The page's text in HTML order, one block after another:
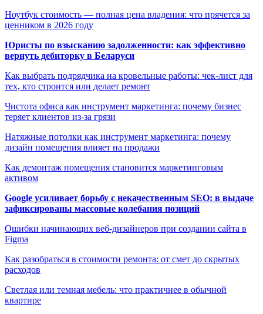
Ноутбук стоимость — полная цена владения: что прячется за
ценником в 2026 году
Юристы по взысканию задолженности: как эффективно
вернуть дебиторку в Беларуси
Как выбрать подрядчика на кровельные работы: чек-лист для
тех, кто строится или делает ремонт
Чистота офиса как инструмент маркетинга: почему бизнес
теряет клиентов из-за грязи
Натяжные потолки как инструмент маркетинга: почему
дизайн помещения влияет на продажи
Как демонтаж помещения становится маркетинговым
активом
Google усиливает борьбу с некачественным SEO: в выдаче
зафиксированы массовые колебания позиций
Ошибки начинающих веб-дизайнеров при создании сайта в
Figma
Как разобраться в стоимости ремонта: от смет до скрытых
расходов
Светлая или темная мебель: что практичнее в обычной
квартире